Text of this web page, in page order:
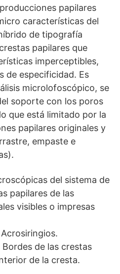
papilares
características del
de tipografía
papilares que
imperceptibles,
de especificidad. Es
microlofoscópico, se
soporte con los poros
que está limitado por la
papilares originales y
empaste e
del sistema de
papilares de las
visibles o impresas
de las crestas
de la cresta.